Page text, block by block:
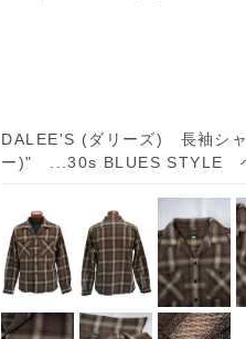
DALEE'S (ダリーズ) 長袖シ
ー)" ...30s BLUES STYLE